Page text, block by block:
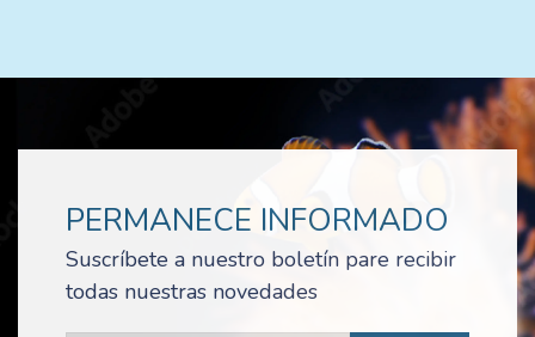
PERMANECE INFORMADO
Suscríbete a nuestro boletín pare recibir
todas nuestras novedades